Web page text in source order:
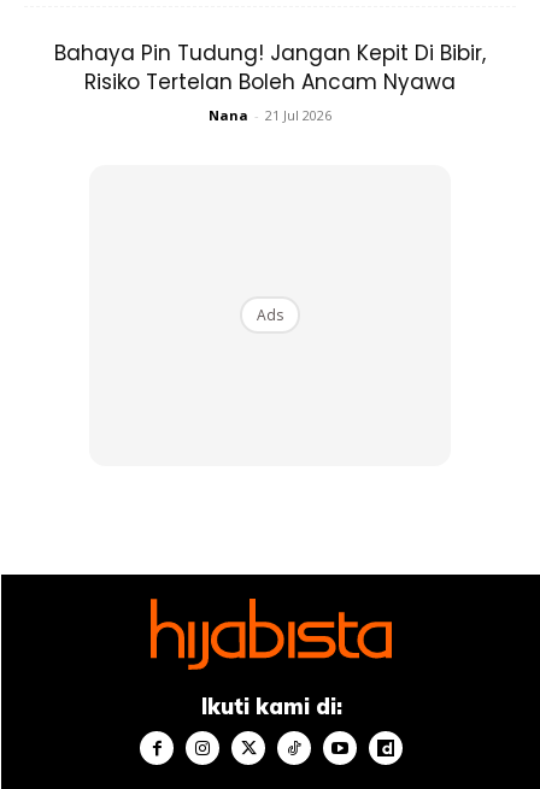
Bahaya Pin Tudung! Jangan Kepit Di Bibir,
Risiko Tertelan Boleh Ancam Nyawa
Nana - 21 Jul 2026
Ads
Ikuti kami di: